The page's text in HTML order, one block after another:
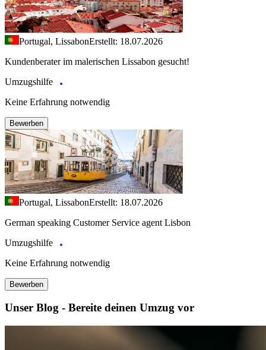
Portugal, LissabonErstellt: 18.07.2026
Kundenberater im malerischen Lissabon gesucht!
Umzugshilfe
Keine Erfahrung notwendig
Bewerben
Portugal, LissabonErstellt: 18.07.2026
German speaking Customer Service agent Lisbon
Umzugshilfe
Keine Erfahrung notwendig
Bewerben
Unser Blog - Bereite deinen Umzug vor